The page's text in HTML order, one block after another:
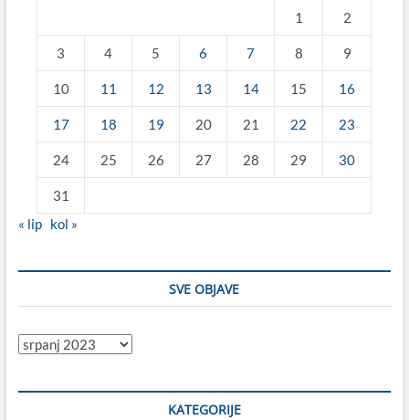
1 2
3 4 5 6 7 8 9
10 11 12 13 14 15 16
17 18 19 20 21 22 23
24 25 26 27 28 29 30
31
« lip kol »
SVE OBJAVE
Sve
KATEGORIJE